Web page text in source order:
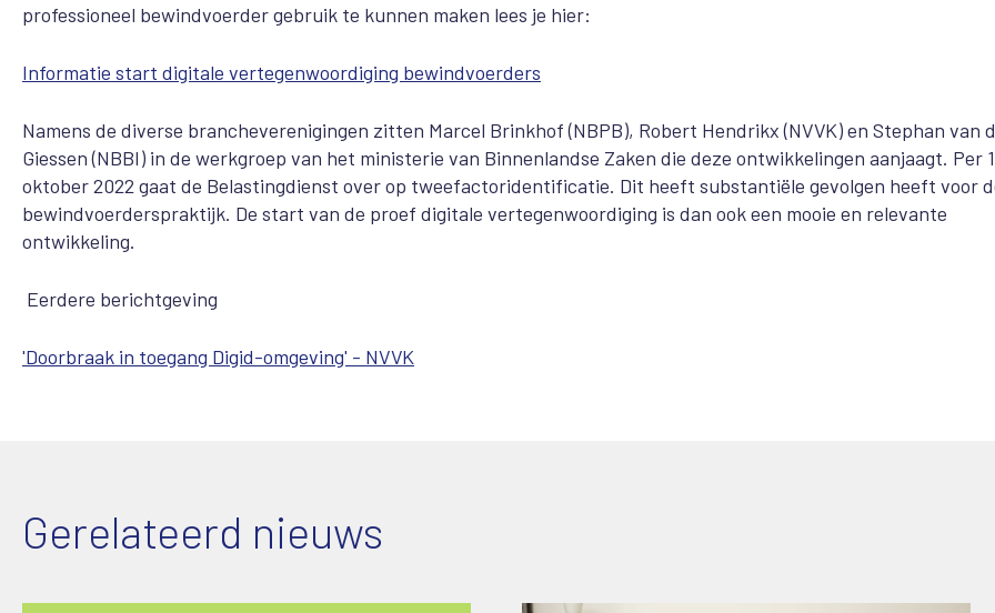
professioneel bewindvoerder gebruik te kunnen maken lees je hier:
Informatie start digitale vertegenwoordiging bewindvoerders
Namens de diverse brancheverenigingen zitten Marcel Brinkhof (NBPB), Robert Hendrikx (NVVK) en Stephan van
Giessen (NBBI) in de werkgroep van het ministerie van Binnenlandse Zaken die deze ontwikkelingen aanjaagt. Per 1
oktober 2022 gaat de Belastingdienst over op tweefactoridentificatie. Dit heeft substantiële gevolgen heeft voor
bewindvoerderspraktijk. De start van de proef digitale vertegenwoordiging is dan ook een mooie en relevante
ontwikkeling.
Eerdere berichtgeving
'Doorbraak in toegang Digid-omgeving' - NVVK
Gerelateerd nieuws